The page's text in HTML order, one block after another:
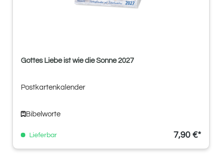
Gottes Liebe ist wie die Sonne 2027
Postkartenkalender
Bibelworte
Lieferbar 7,90 €*